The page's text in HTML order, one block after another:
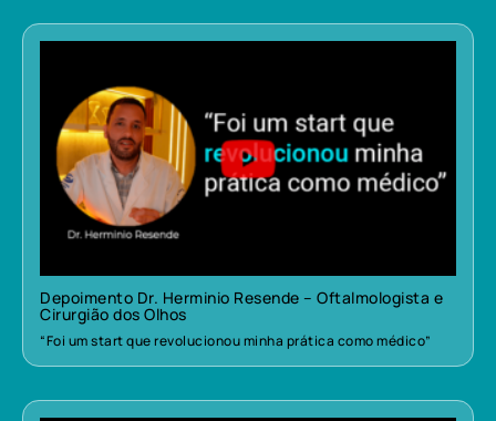
Depoimento Dr. Herminio Resende – Oftalmologista e
Cirurgião dos Olhos
“Foi um start que revolucionou minha prática como médico”